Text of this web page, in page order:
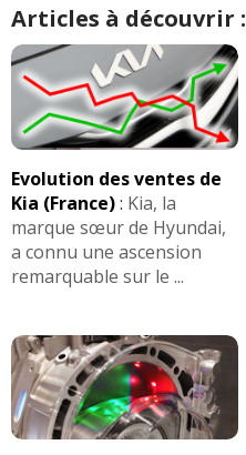
Articles à découvrir :
Evolution des ventes de
Kia (France): Kia, la
marque sœur de Hyundai,
a connu une ascension
remarquable sur le ...